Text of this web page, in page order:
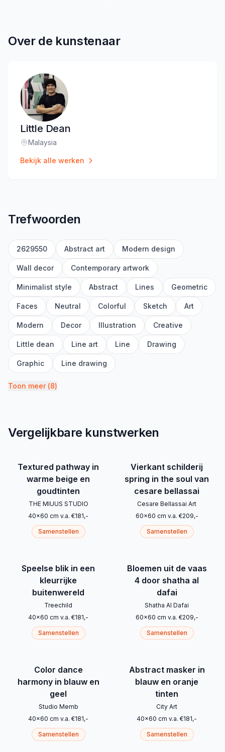
Over de kunstenaar
Little Dean
Locatie:
Malaysia
Bekijk alle werken
Trefwoorden
2629550 Abstract art Modern design
Wall decor Contemporary artwork
Minimalist style Abstract Lines Geometric
Faces Neutral Colorful Sketch Art
Modern Decor Illustration Creative
Little dean Line art Line Drawing
Graphic Line drawing
Toon meer(8)
Vergelijkbare kunstwerken
Textured pathway in
warme beige en
goudtinten
THE MIUUS STUDIO
40x60 cm v.a. €181,-
Samenstellen
Vierkant schilderij
spring in the soul van
cesare bellassai
Cesare Bellassai Art
60x60 cm v.a. €209,-
Samenstellen
Speelse blik in een
kleurrijke
buitenwereld
Treechild
40x60 cm v.a. €181,-
Samenstellen
Bloemen uit de vaas
4 door shatha al
dafai
Shatha Al Dafai
60x60 cm v.a. €209,-
Samenstellen
Color dance
harmony in blauw en
geel
Studio Memb
40x60 cm v.a. €181,-
Samenstellen
Abstract masker in
blauw en oranje
tinten
City Art
40x60 cm v.a. €181,-
Samenstellen